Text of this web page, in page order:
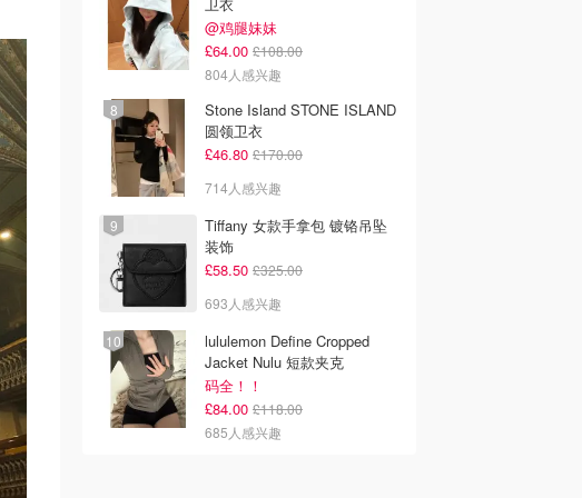
@鸡腿妹妹
£64.00 £108.00
804人感兴趣
Stone Island STONE ISLAND
圆领卫衣
£46.80 £170.00
714人感兴趣
Tiffany 女款手拿包 镀铬吊坠
装饰
£58.50 £325.00
693人感兴趣
lululemon Define Cropped
Jacket Nulu 短款夹克
码全！！
£84.00 £118.00
685人感兴趣